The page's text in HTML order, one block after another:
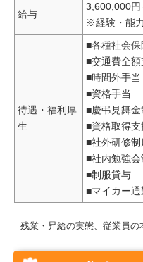
給与
3,600,000
※経験・能
待遇・福利厚
生
■各種社会保
■交通費全額
■時間外手当
■資格手当
■慶弔見舞金
■資格取得支
■社外研修制
■社内勉強会
■制服貸与
■マイカー通
残業・昇給の実態、従業員